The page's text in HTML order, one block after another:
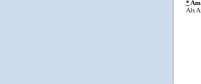
*
Als